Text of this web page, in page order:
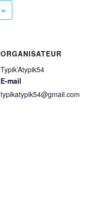
ORGANISATEUR
Typik’Atypik54
E-mail
typikatypik54@gmail.com